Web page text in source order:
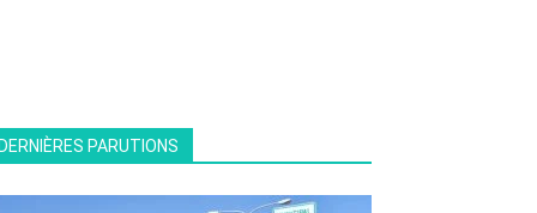
PARUTIONS